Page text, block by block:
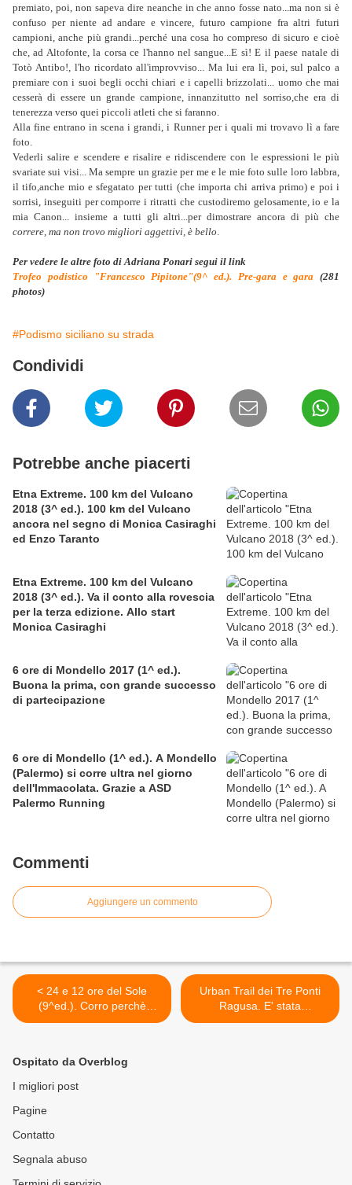
premiato, poi, non sapeva dire neanche in che anno fosse nato...ma non si è
confuso per niente ad andare e vincere, futuro campione fra altri futuri
campioni, anche più grandi...perché una cosa ho compreso di sicuro e cioè
che, ad Altofonte, la corsa ce l'hanno nel sangue...E sì! E il paese natale di
Totò Antibo!, l'ho ricordato all'improvviso... Ma lui era lì, poi, sul palco a
premiare con i suoi begli occhi chiari e i capelli brizzolati... uomo che mai
cesserà di essere un grande campione, innanzitutto nel sorriso,che era di
tenerezza verso quei piccoli atleti che si faranno.
Alla fine entrano in scena i grandi, i Runner per i quali mi trovavo lì a fare
foto.
Vederli salire e scendere e risalire e ridiscendere con le espressioni le più
svariate sui visi... Ma sempre un grazie per me e le mie foto sulle loro labbra,
il tifo,anche mio e sfegatato per tutti (che importa chi arriva primo) e poi i
sorrisi, inseguiti per comporre i ritratti che custodiremo gelosamente, io e la
mia Canon... insieme a tutti gli altri...per dimostrare ancora di più che
correre, ma non trovo migliori aggettivi, è bello.
Per vedere le altre foto di Adriana Ponari segui il link
Trofeo podistico "Francesco Pipitone"(9^ ed.). Pre-gara e gara (281
photos)
#Podismo siciliano su strada
Condividi
Potrebbe anche piacerti
Etna Extreme. 100 km del Vulcano
2018 (3^ ed.). 100 km del Vulcano
ancora nel segno di Monica Casiraghi
ed Enzo Taranto
Etna Extreme. 100 km del Vulcano
2018 (3^ ed.). Va il conto alla rovescia
per la terza edizione. Allo start
Monica Casiraghi
6 ore di Mondello 2017 (1^ ed.).
Buona la prima, con grande successo
di partecipazione
6 ore di Mondello (1^ ed.). A Mondello
(Palermo) si corre ultra nel giorno
dell'Immacolata. Grazie a ASD
Palermo Running
Commenti
Aggiungere un commento
< 24 e 12 ore del Sole
(9^ed.). Corro perchè
questo è l'unico modo che
volta l'ho fatto con dedica
(Elena Cifali)
Urban Trail dei Tre Ponti
Ragusa. E' stata
recuperata, l'8 dicembre, la
Ospitato da Overblog
I migliori post
Pagine
Contatto
Segnala abuso